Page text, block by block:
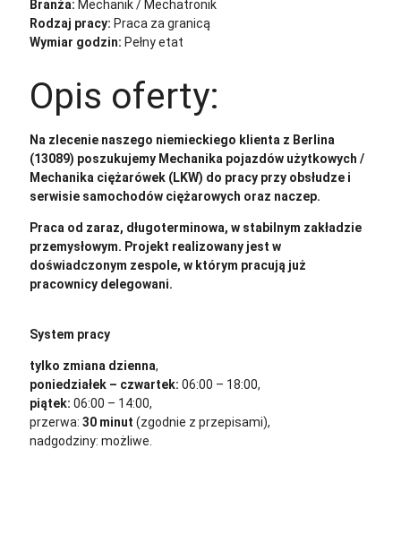
Branża: Mechanik / Mechatronik
Rodzaj pracy: Praca za granicą
Wymiar godzin: Pełny etat
Opis oferty:
Na zlecenie naszego niemieckiego klienta z Berlina
(13089) poszukujemy Mechanika pojazdów użytkowych /
Mechanika ciężarówek (LKW) do pracy przy obsłudze i
serwisie samochodów ciężarowych oraz naczep.
Praca od zaraz, długoterminowa, w stabilnym zakładzie
przemysłowym. Projekt realizowany jest w
doświadczonym zespole, w którym pracują już
pracownicy delegowani.
System pracy
tylko zmiana dzienna,
poniedziałek – czwartek: 06:00 – 18:00,
piątek: 06:00 – 14:00,
przerwa: 30 minut (zgodnie z przepisami),
nadgodziny: możliwe.